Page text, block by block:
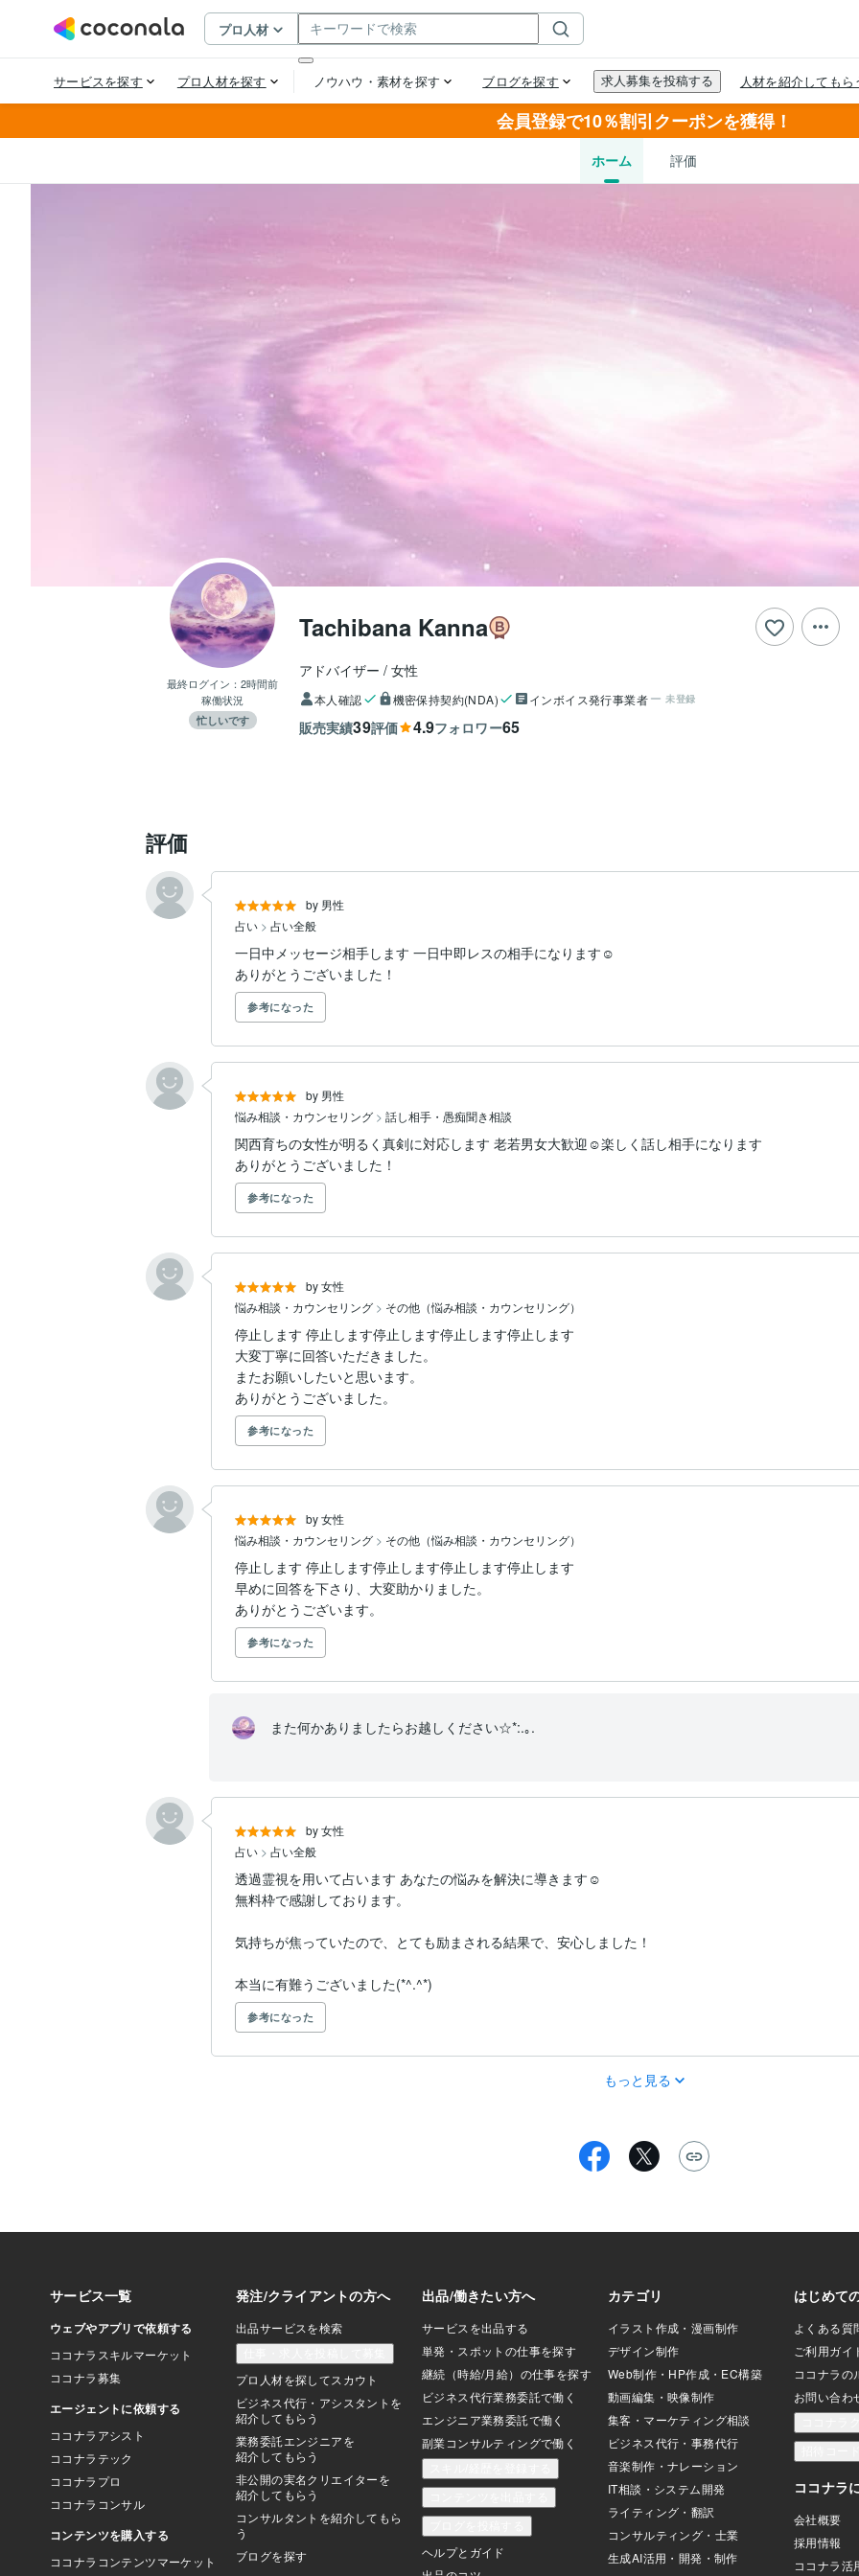
会員登録で10％割引クーポンを獲得！
ホーム 評価
最終ログイン： 2時間前
稼働状況
忙しいです
Tachibana Kanna
アドバイザー 女性
本人確認 機密保持契約(NDA) インボイス発行事業者 未登録
販売実績39評価 4.9フォロワー65
評価
by 男性
占い > 占い全般
一日中メッセージ相手します 一日中即レスの相手になります☺︎
ありがとうございました！
参考になった
by 男性
悩み相談・カウンセリング > 話し相手・愚痴聞き相談
関西育ちの女性が明るく真剣に対応します 老若男女大歓迎☺︎楽しく話し相手になります
ありがとうございました！
参考になった
by 女性
悩み相談・カウンセリング > その他（悩み相談・カウンセリング）
停止します 停止します停止します停止します停止します
大変丁寧に回答いただきました。
またお願いしたいと思います。
ありがとうございました。
参考になった
by 女性
悩み相談・カウンセリング > その他（悩み相談・カウンセリング）
停止します 停止します停止します停止します停止します
早めに回答を下さり、大変助かりました。
ありがとうございます。
参考になった
by 女性
占い > 占い全般
透過霊視を用いて占います あなたの悩みを解決に導きます☺︎
無料枠で感謝しております。
気持ちが焦っていたので、とても励まされる結果で、安心しました！
本当に有難うございました(*^.^*)
参考になった
もっと見る